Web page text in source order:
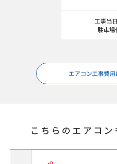
工事当
駐車場
エアコン工事費用
こちらのエアコ